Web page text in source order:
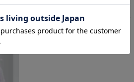
¥1,991税込
カートに入れる